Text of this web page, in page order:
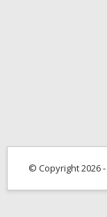
© Copyright 2026 -